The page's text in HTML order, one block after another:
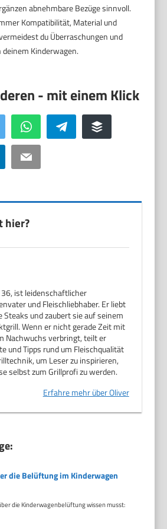
abnehmbare Bezüge sinnvoll.
Kompatibilität, Material und
du Überraschungen und
Kinderwagen.
WhatsApp Telegram Buffer
Email
hier?
36, ist leidenschaftlicher
und Fleischliebhaber. Er liebt
Steaks und zaubert sie auf seinem
Wenn er nicht gerade Zeit mit
Nachwuchs verbringt, teilt er
und Tipps rund um Fleischqualität
um Leser zu inspirieren,
selbst zum Grillprofi zu werden.
Erfahre mehr über Oliver
die Belüftung im Kinderwagen
die Kinderwagenbelüftung wissen musst: